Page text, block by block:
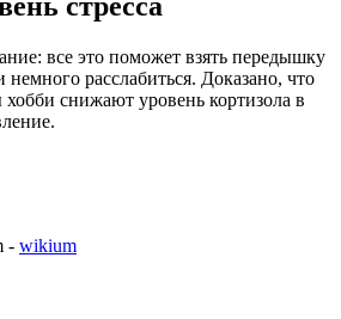
все это поможет взять передышку
расслабиться. Доказано, что
снижают уровень кортизола в
- wikium